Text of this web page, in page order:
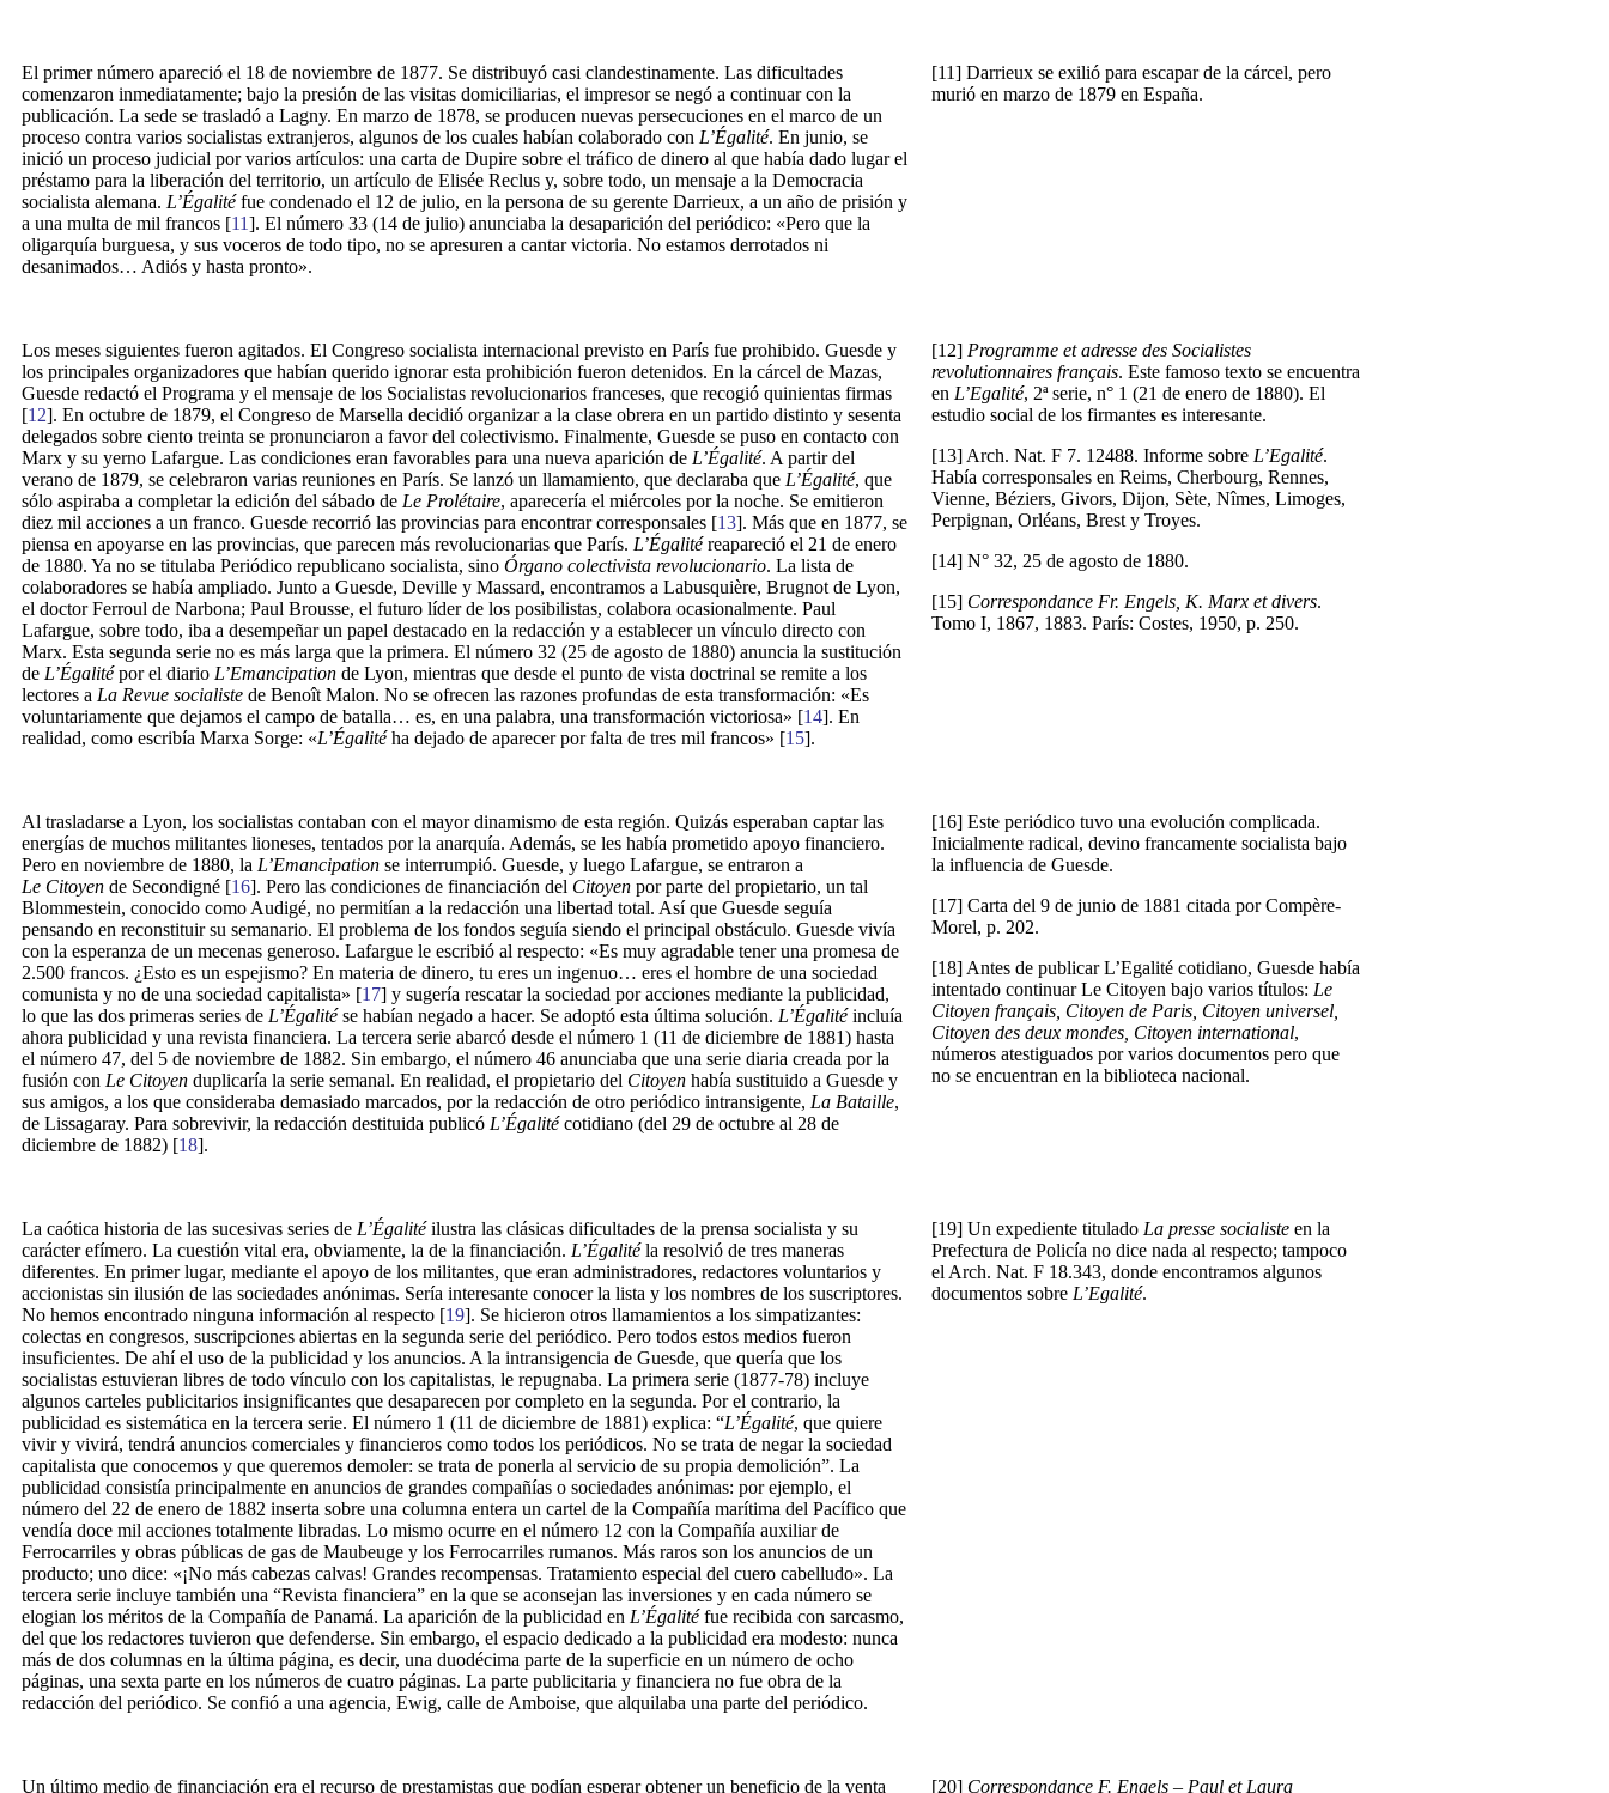
El primer número apareció el 18 de noviembre de 1877. Se distribuyó casi clandestinamente. Las dificultades
comenzaron inmediatamente; bajo la presión de las visitas domiciliarias, el impresor se negó a continuar con la
publicación. La sede se trasladó a Lagny. En marzo de 1878, se producen nuevas persecuciones en el marco de un
proceso contra varios socialistas extranjeros, algunos de los cuales habían colaborado con L’Égalité. En junio, se
inició un proceso judicial por varios artículos: una carta de Dupire sobre el tráfico de dinero al que había dado lugar el
préstamo para la liberación del territorio, un artículo de Elisée Reclus y, sobre todo, un mensaje a la Democracia
socialista alemana. L’Égalitéfue condenado el 12 de julio, en la persona de su gerente Darrieux, a un año de prisión y
a una multa de mil francos [11]. El número 33 (14 de julio) anunciaba la desaparición del periódico: «Pero que la
oligarquía burguesa, y sus voceros de todo tipo, no se apresuren a cantar victoria. No estamos derrotados ni
desanimados… Adiós y hasta pronto».
[11] Darrieux se exilió para escapar de la cárcel, pero
murió en marzo de 1879 en España.
Los meses siguientes fueron agitados. El Congreso socialista internacional previsto en París fue prohibido. Guesde y
los principales organizadores que habían querido ignorar esta prohibición fueron detenidos. En la cárcel de Mazas,
Guesde redactó el Programa y el mensaje de los Socialistas revolucionarios franceses, que recogió quinientas firmas
[12]. En octubre de 1879, el Congreso de Marsella decidió organizar a la clase obrera en un partido distinto y sesenta
delegados sobre ciento treinta se pronunciaron a favor del colectivismo. Finalmente, Guesde se puso en contacto con
Marx y su yerno Lafargue. Las condiciones eran favorables para una nueva aparición de L’Égalité. A partir del
verano de 1879, se celebraron varias reuniones en París. Se lanzó un llamamiento, que declaraba que L’Égalité, que
sólo aspiraba a completar la edición del sábado de Le Prolétaire, aparecería el miércoles por la noche. Se emitieron
diez mil acciones a un franco. Guesde recorrió las provincias para encontrar corresponsales [13]. Más que en 1877, se
piensa en apoyarse en las provincias, que parecen más revolucionarias que París. L’Égalitéreapareció el 21 de enero
de 1880. Ya no se titulaba Periódico republicano socialista, sino Órgano colectivista revolucionario. La lista de
colaboradores se había ampliado. Junto a Guesde, Deville y Massard, encontramos a Labusquière, Brugnot de Lyon,
el doctor Ferroul de Narbona; Paul Brousse, el futuro líder de los posibilistas, colabora ocasionalmente. Paul
Lafargue, sobre todo, iba a desempeñar un papel destacado en la redacción y a establecer un vínculo directo con
Marx. Esta segunda serie no es más larga que la primera. El número 32 (25 de agosto de 1880) anuncia la sustitución
de L’Égalitépor el diario L’Emancipation de Lyon, mientras que desde el punto de vista doctrinal se remite a los
lectores a La Revue socialiste de Benoît Malon. No se ofrecen las razones profundas de esta transformación: «Es
voluntariamente que dejamos el campo de batalla… es, en una palabra, una transformación victoriosa» [14]. En
realidad, como escribía Marxa Sorge: «L’Égalitéha dejado de aparecer por falta de tres mil francos» [15].
[12] Programme et adresse des Socialistes
revolutionnaires français. Este famoso texto se encuentra
en L’Egalité, 2ª serie, n° 1 (21 de enero de 1880). El
estudio social de los firmantes es interesante.
[13] Arch. Nat. F 7. 12488. Informe sobre L’Egalité.
Había corresponsales en Reims, Cherbourg, Rennes,
Vienne, Béziers, Givors, Dijon, Sète, Nîmes, Limoges,
Perpignan, Orléans, Brest y Troyes.
[14] N° 32, 25 de agosto de 1880.
[15] Correspondance Fr. Engels, K. Marx et divers.
Tomo I, 1867, 1883. París: Costes, 1950, p. 250.
Al trasladarse a Lyon, los socialistas contaban con el mayor dinamismo de esta región. Quizás esperaban captar las
energías de muchos militantes lioneses, tentados por la anarquía. Además, se les había prometido apoyo financiero.
Pero en noviembre de 1880, la L’Emancipation se interrumpió. Guesde, y luego Lafargue, se entraron a
Le Citoyen de Secondigné [16]. Pero las condiciones de financiación del Citoyen por parte del propietario, un tal
Blommestein, conocido como Audigé, no permitían a la redacción una libertad total. Así que Guesde seguía
pensando en reconstituir su semanario. El problema de los fondos seguía siendo el principal obstáculo. Guesde vivía
con la esperanza de un mecenas generoso. Lafargue le escribió al respecto: «Es muy agradable tener una promesa de
2.500 francos. ¿Esto es un espejismo? En materia de dinero, tu eres un ingenuo… eres el hombre de una sociedad
comunista y no de una sociedad capitalista» [17] y sugería rescatar la sociedad por acciones mediante la publicidad,
lo que las dos primeras series de L’Égalitése habían negado a hacer. Se adoptó esta última solución. L’Égalitéincluía
ahora publicidad y una revista financiera. La tercera serie abarcó desde el número 1 (11 de diciembre de 1881) hasta
el número 47, del 5 de noviembre de 1882. Sin embargo, el número 46 anunciaba que una serie diaria creada por la
fusión con Le Citoyen duplicaría la serie semanal. En realidad, el propietario del Citoyen había sustituido a Guesde y
sus amigos, a los que consideraba demasiado marcados, por la redacción de otro periódico intransigente, La Bataille,
de Lissagaray. Para sobrevivir, la redacción destituida publicó L’Égalitécotidiano (del 29 de octubre al 28 de
diciembre de 1882) [18].
[16] Este periódico tuvo una evolución complicada.
Inicialmente radical, devino francamente socialista bajo
la influencia de Guesde.
[17] Carta del 9 de junio de 1881 citada por Compère-
Morel, p. 202.
[18] Antes de publicar L’Egalité cotidiano, Guesde había
intentado continuar Le Citoyen bajo varios títulos: Le
Citoyen français, Citoyen de Paris, Citoyen universel,
Citoyen des deux mondes, Citoyen international,
números atestiguados por varios documentos pero que
no se encuentran en la biblioteca nacional.
La caótica historia de las sucesivas series de L’Égalitéilustra las clásicas dificultades de la prensa socialista y su
carácter efímero. La cuestión vital era, obviamente, la de la financiación. L’Égalitéla resolvió de tres maneras
diferentes. En primer lugar, mediante el apoyo de los militantes, que eran administradores, redactores voluntarios y
accionistas sin ilusión de las sociedades anónimas. Sería interesante conocer la lista y los nombres de los suscriptores.
No hemos encontrado ninguna información al respecto [19]. Se hicieron otros llamamientos a los simpatizantes:
colectas en congresos, suscripciones abiertas en la segunda serie del periódico. Pero todos estos medios fueron
insuficientes. De ahí el uso de la publicidad y los anuncios. A la intransigencia de Guesde, que quería que los
socialistas estuvieran libres de todo vínculo con los capitalistas, le repugnaba. La primera serie (1877-78) incluye
algunos carteles publicitarios insignificantes que desaparecen por completo en la segunda. Por el contrario, la
publicidad es sistemática en la tercera serie. El número 1 (11 de diciembre de 1881) explica: “L’Égalité, que quiere
vivir y vivirá, tendrá anuncios comerciales y financieros como todos los periódicos. No se trata de negar la sociedad
capitalista que conocemos y que queremos demoler: se trata de ponerla al servicio de su propia demolición”. La
publicidad consistía principalmente en anuncios de grandes compañías o sociedades anónimas: por ejemplo, el
número del 22 de enero de 1882 inserta sobre una columna entera un cartel de la Compañía marítima del Pacífico que
vendía doce mil acciones totalmente libradas. Lo mismo ocurre en el número 12 con la Compañía auxiliar de
Ferrocarriles y obras públicas de gas de Maubeuge y los Ferrocarriles rumanos. Más raros son los anuncios de un
producto; uno dice: «¡No más cabezas calvas! Grandes recompensas. Tratamiento especial del cuero cabelludo». La
tercera serie incluye también una “Revista financiera” en la que se aconsejan las inversiones y en cada número se
elogian los méritos de la Compañía de Panamá. La aparición de la publicidad en L’Égalitéfue recibida con sarcasmo,
del que los redactores tuvieron que defenderse. Sin embargo, el espacio dedicado a la publicidad era modesto: nunca
más de dos columnas en la última página, es decir, una duodécima parte de la superficie en un número de ocho
páginas, una sexta parte en los números de cuatro páginas. La parte publicitaria y financiera no fue obra de la
redacción del periódico. Se confió a una agencia, Ewig, calle de Amboise, que alquilaba una parte del periódico.
[19] Un expediente titulado La presse socialisteen la
Prefectura de Policía no dice nada al respecto; tampoco
el Arch. Nat. F 18.343, donde encontramos algunos
documentos sobre L’Egalité.
Un último medio de financiación era el recurso de prestamistas que podían esperar obtener un beneficio de la venta [20] Correspondance F. Engels – Paul et Laura